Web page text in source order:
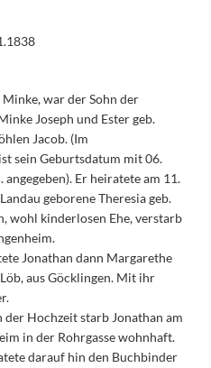
war der Sohn der
Joseph und Ester geb.
Jacob. (Im
sein Geburtsdatum mit 06.
Er heiratete am 11.
geborene Theresia geb.
wohl kinderlosen Ehe, verstarb
Jonathan dann Margarethe
aus Göcklingen. Mit ihr
Hochzeit starb Jonathan am
in der Rohrgasse wohnhaft.
darauf hin den Buchbinder